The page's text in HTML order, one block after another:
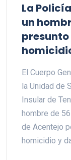
La
un
El Cuerpo
la Unidad de
Insular de
hombre de
de Acentejo
homicidio y